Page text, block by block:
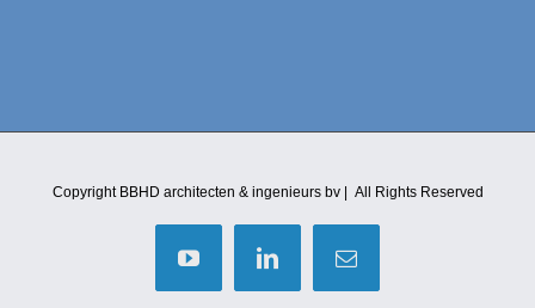
Copyright BBHD architecten & ingenieurs bv | All Rights Reserved
YouTubeLinkedInE-
mail